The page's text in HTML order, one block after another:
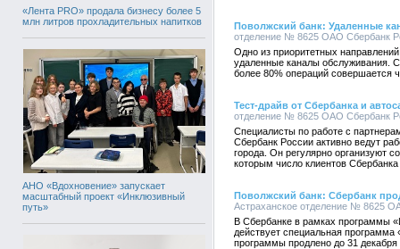
«Лента PRO» продала бизнесу более 5
млн литров прохладительных напитков
АНО «Вдохновение» запускает
масштабный проект «Инклюзивный
путь»
Поволжский банк: Удаленные
отделение № 8625 ОАО Сбербанк
Одно из приоритетных
удаленные каналы обслуживания.
более 80% операций совершается
Тест-драйв от Сбербанка и
отделение № 8625 ОАО Сбербанк
Специалисты по работе с
Сбербанк России активно ведут
города. Он регулярно организуют
которым число клиентов Сбербанка
Поволжский банк: Сбербанк
Астраханское отделение № 8625
В Сбербанке в рамках программы
действует специальная
программы продлено до 31 декабря